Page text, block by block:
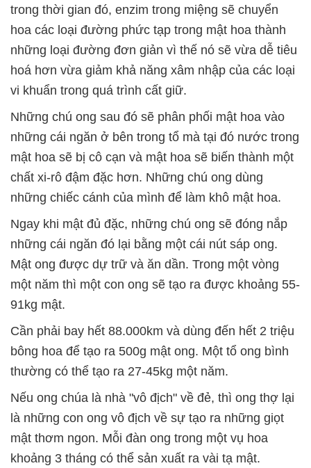
trong thời gian đó, enzim trong miệng sẽ chuyển
hoa các loại đường phức tạp trong mật hoa thành
những loại đường đơn giản vì thế nó sẽ vừa dễ tiêu
hoá hơn vừa giảm khả năng xâm nhập của các loại
vi khuẩn trong quá trình cất giữ.
Những chú ong sau đó sẽ phân phối mật hoa vào
những cái ngăn ở bên trong tổ mà tại đó nước trong
mật hoa sẽ bị cô cạn và mật hoa sẽ biến thành một
chất xi-rô đậm đặc hơn. Những chú ong dùng
những chiếc cánh của mình để làm khô mật hoa.
Ngay khi mật đủ đặc, những chú ong sẽ đóng nắp
những cái ngăn đó lại bằng một cái nút sáp ong.
Mật ong được dự trữ và ăn dần. Trong một vòng
một năm thì một con ong sẽ tạo ra được khoảng 55-
91kg mật.
Cần phải bay hết 88.000km và dùng đến hết 2 triệu
bông hoa để tạo ra 500g mật ong. Một tổ ong bình
thường có thể tạo ra 27-45kg một năm.
Nếu o­ng chúa là nhà "vô địch" về đẻ, thì o­ng thợ lại
là những con o­ng vô địch về sự tạo ra những giọt
mật thơm ngon. Mỗi đàn o­ng trong một vụ hoa
khoảng 3 tháng có thể sản xuất ra vài tạ mật.